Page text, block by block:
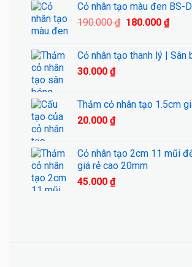
Cỏ nhân tạo màu đen BS-
190.000₫ Giá
190.000 ₫.
180.000 ₫Giá
là:
Cỏ nhân tạo thanh lý | Sân
30.000 ₫
Thảm cỏ nhân tạo 1.5cm
20.000 ₫
Cỏ nhân tạo 2cm 11 mũi
giá rẻ cao 20mm
45.000 ₫